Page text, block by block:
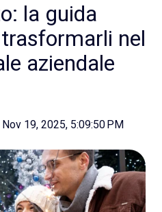
la guida
nel
aziendale
19, 2025, 5:09:50 PM